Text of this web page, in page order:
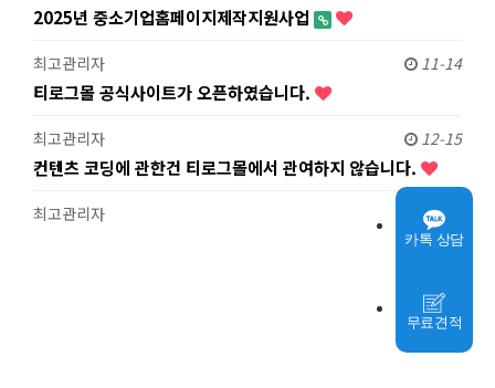
카톡 상담
무료견적
2025년 중소기업홈페이지제작지원사업
최고관리자 11-14
티로그몰 공식사이트가 오픈하였습니다.
최고관리자 12-15
컨텐츠 코딩에 관한건 티로그몰에서 관여하지 않습니다.
최고관리자 12-10